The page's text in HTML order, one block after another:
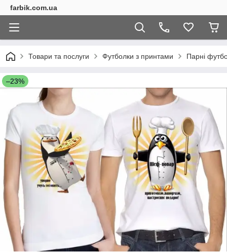
farbik.com.ua
Товари та послуги Футболки з принтами Парні
–23%